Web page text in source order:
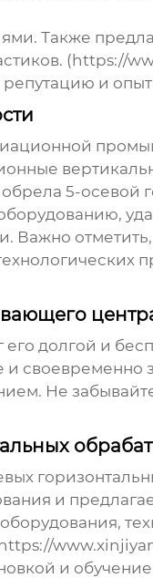
Также
(https://
и
5-осевой
Важно
его долгой и
и своевременно
Не
и
и